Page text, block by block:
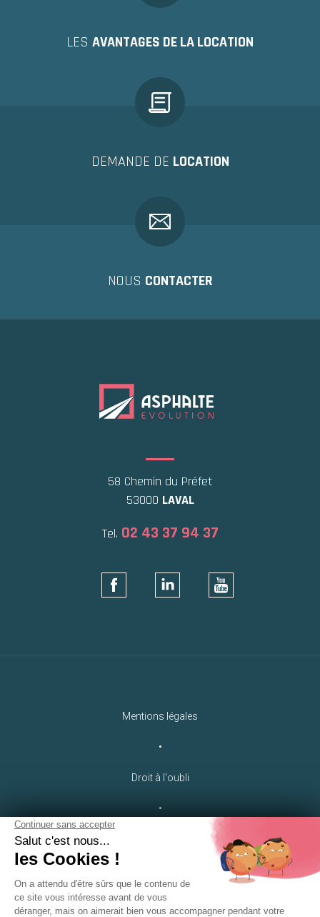
LES AVANTAGES DE LA LOCATION
DEMANDE DE LOCATION
NOUS CONTACTER
58 Chemin du Préfet
53000 LAVAL
Tel. 02 43 37 94 37
Mentions légales
•
Droit à l'oubli
•
LEB Communication
•